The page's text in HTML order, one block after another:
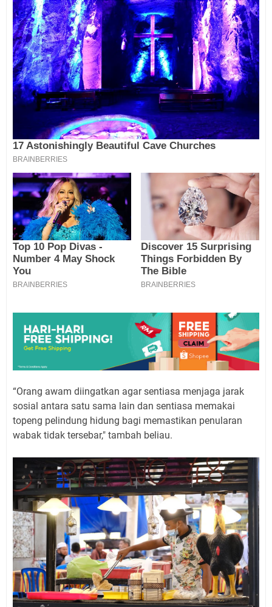
“Orang awam diingatkan agar sentiasa menjaga jarak
sosial antara satu sama lain dan sentiasa memakai
topeng pelindung hidung bagi memastikan penularan
wabak tidak tersebar," tambah beliau.